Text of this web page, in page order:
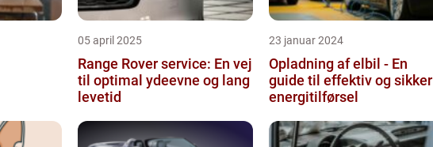
05 april 2025
Range Rover service: En vej
til optimal ydeevne og lang
levetid
23 januar 2024
Opladning af elbil - En
guide til effektiv og sikker
energitilførsel